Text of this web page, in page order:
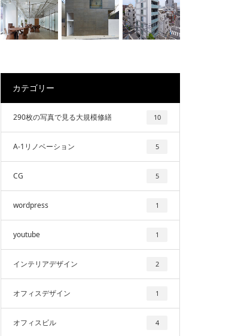
カテゴリー
290枚の写真で見る大規模修繕 10
A-1リノベーション 5
CG 5
wordpress 1
youtube 1
インテリアデザイン 2
オフィスデザイン 1
オフィスビル 4